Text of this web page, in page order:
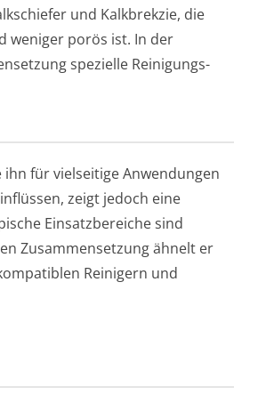
und Kalkbrekzie, die
weniger porös ist. In der
spezielle Reinigungs-
für vielseitige Anwendungen
zeigt jedoch eine
Einsatzbereiche sind
Zusammensetzung ähnelt er
Reinigern und